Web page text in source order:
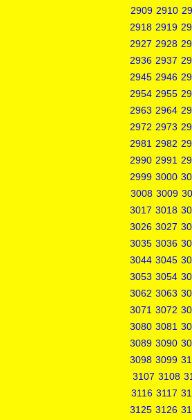
2909 2910
2918 2919
2927 2928
2936 2937
2945 2946
2954 2955
2963 2964
2972 2973
2981 2982
2990 2991
2999 3000
3008 3009
3017 3018
3026 3027
3035 3036
3044 3045
3053 3054
3062 3063
3071 3072
3080 3081
3089 3090
3098 3099
3107 3108
3116 3117
3125 3126